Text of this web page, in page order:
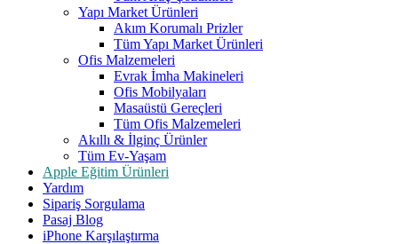
Yapı Market Ürünleri
Akım Korumalı Prizler
Tüm Yapı Market Ürünleri
Ofis Malzemeleri
Evrak İmha Makineleri
Ofis Mobilyaları
Masaüstü Gereçleri
Tüm Ofis Malzemeleri
Akıllı & İlginç Ürünler
Tüm Ev-Yaşam
Apple Eğitim Ürünleri
Yardım
Sipariş Sorgulama
Pasaj Blog
iPhone Karşılaştırma